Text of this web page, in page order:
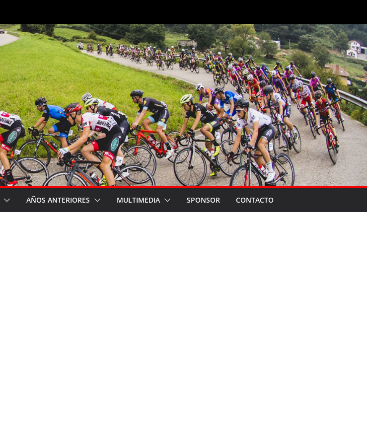
AÑOS ANTERIORES MULTIMEDIA SPONSOR CONTACTO